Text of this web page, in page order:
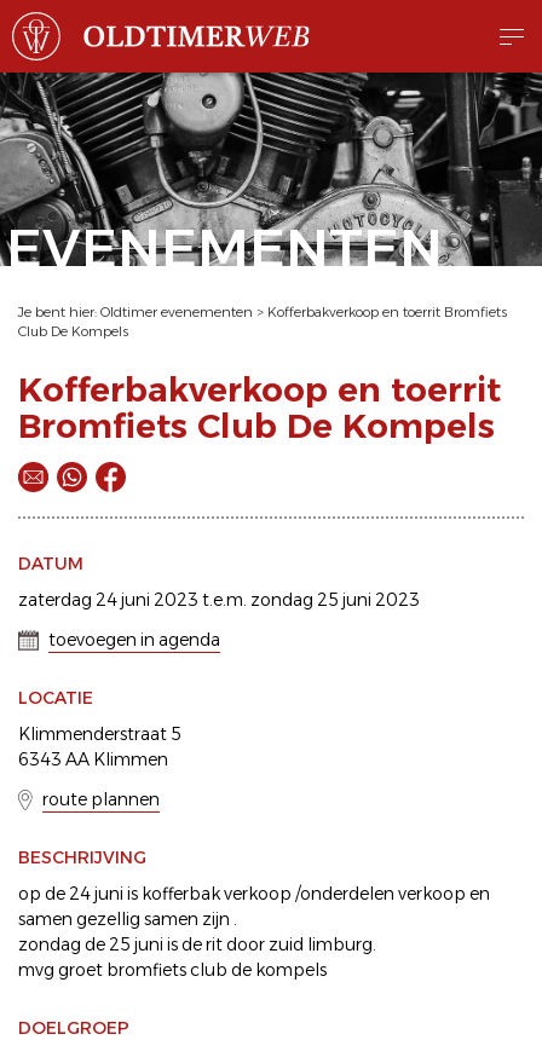
EVENEMENTEN
Je bent hier: Oldtimer evenementen > Kofferbakverkoop en toerrit Bromfiets
Club De Kompels
Kofferbakverkoop en toerrit
Bromfiets Club De Kompels
DATUM
zaterdag 24 juni 2023 t.e.m. zondag 25 juni 2023
toevoegen in agenda
LOCATIE
Klimmenderstraat 5
6343 AA Klimmen
route plannen
BESCHRIJVING
op de 24 juni is kofferbak verkoop /onderdelen verkoop en
samen gezellig samen zijn .
zondag de 25 juni is de rit door zuid limburg.
mvg groet bromfiets club de kompels
DOELGROEP